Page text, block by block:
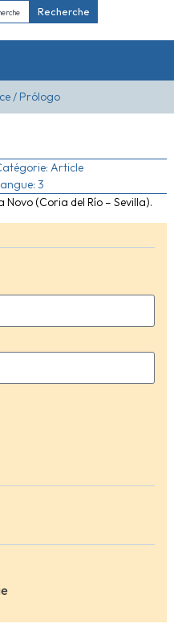
Recherche
/ Prólogo
Article
3
(Coria del Río – Sevilla).